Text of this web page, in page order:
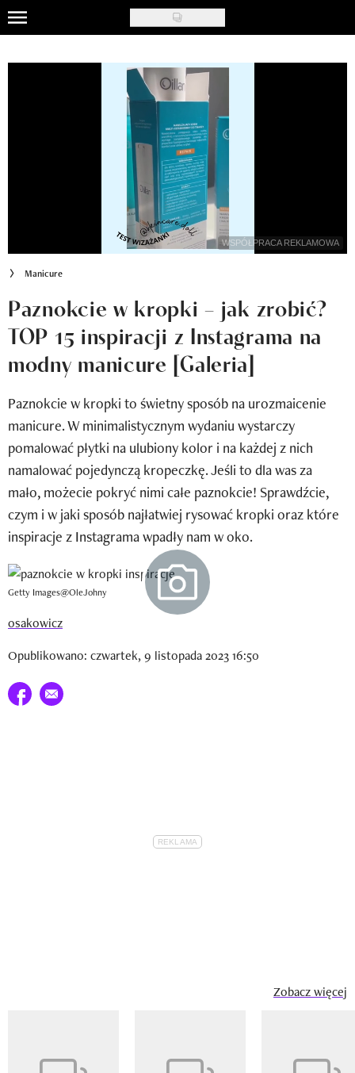
Skip
to
main
Newsy
Newsletter
Wizaz Summer Influ School
WSPÓŁPRACA REKLAMOWA
Manicure
Paznokcie w kropki – jak zrobić?
TOP 15 inspiracji z Instagrama na
modny manicure [Galeria]
Paznokcie w kropki to świetny sposób na urozmaicenie
manicure. W minimalistycznym wydaniu wystarczy
pomalować płytki na ulubiony kolor i na każdej z nich
namalować pojedynczą kropeczkę. Jeśli to dla was za
mało, możecie pokryć nimi całe paznokcie! Sprawdźcie,
czym i w jaki sposób najłatwiej rysować kropki oraz które
inspiracje z Instagrama wpadły nam w oko.
Getty Images@OleJohny
osakowicz
Opublikowano: czwartek, 9 listopada 2023 16:50
Udostępnij na facebook
E-mail do przyjaciela
Zobacz więcej